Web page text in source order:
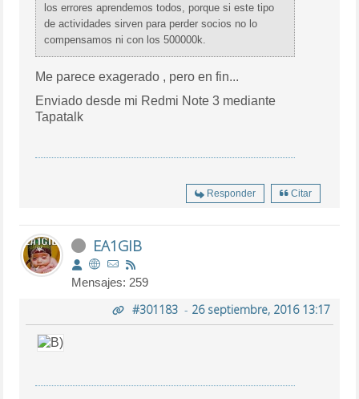
los errores aprendemos todos, porque si este tipo
de actividades sirven para perder socios no lo
compensamos ni con los 500000k.
Me parece exagerado , pero en fin...
Enviado desde mi Redmi Note 3 mediante
Tapatalk
Responder Citar
EA1GIB
Mensajes: 259
#301183- 26 septiembre, 2016 13:17